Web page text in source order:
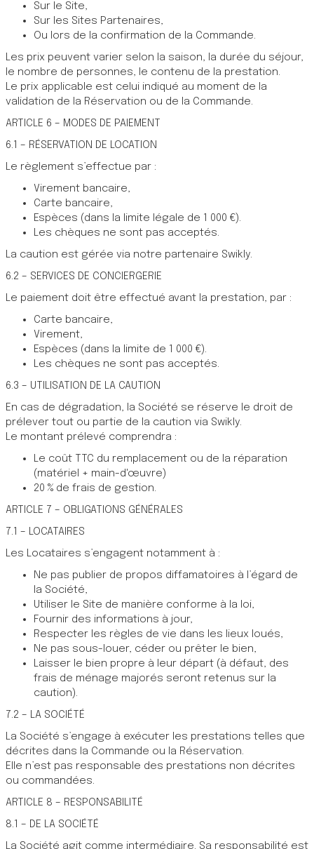
Sur le Site,
Sur les Sites Partenaires,
Ou lors de la confirmation de la Commande.
Les prix peuvent varier selon la saison, la durée du séjour,
le nombre de personnes, le contenu de la prestation.
Le prix applicable est celui indiqué au moment de la
validation de la Réservation ou de la Commande.
ARTICLE 6 – MODES DE PAIEMENT
6.1 – RÉSERVATION DE LOCATION
Le règlement s’effectue par :
Virement bancaire,
Carte bancaire,
Espèces (dans la limite légale de 1 000 €).
Les chèques ne sont pas acceptés.
La caution est gérée via notre partenaire Swikly.
6.2 – SERVICES DE CONCIERGERIE
Le paiement doit être effectué avant la prestation, par :
Carte bancaire,
Virement,
Espèces (dans la limite de 1 000 €).
Les chèques ne sont pas acceptés.
6.3 – UTILISATION DE LA CAUTION
En cas de dégradation, la Société se réserve le droit de
prélever tout ou partie de la caution via Swikly.
Le montant prélevé comprendra :
Le coût TTC du remplacement ou de la réparation
(matériel + main-d'œuvre)
20 % de frais de gestion.
ARTICLE 7 – OBLIGATIONS GÉNÉRALES
7.1 – LOCATAIRES
Les Locataires s’engagent notamment à :
Ne pas publier de propos diffamatoires à l’égard de
la Société,
Utiliser le Site de manière conforme à la loi,
Fournir des informations à jour,
Respecter les règles de vie dans les lieux loués,
Ne pas sous-louer, céder ou prêter le bien,
Laisser le bien propre à leur départ (à défaut, des
frais de ménage majorés seront retenus sur la
caution).
7.2 – LA SOCIÉTÉ
La Société s’engage à exécuter les prestations telles que
décrites dans la Commande ou la Réservation.
Elle n’est pas responsable des prestations non décrites
ou commandées.
ARTICLE 8 – RESPONSABILITÉ
8.1 – DE LA SOCIÉTÉ
La Société agit comme intermédiaire. Sa responsabilité est